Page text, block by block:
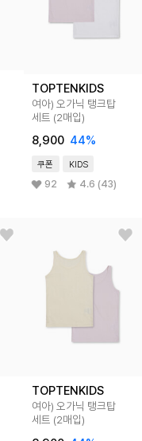
TOPTENKIDS
여아) 오가닉 탱크탑
세트 (2매입)
8,900 44%
쿠폰 KIDS
92 4.6 (43)
TOPTENKIDS
여아) 오가닉 탱크탑
세트 (2매입)